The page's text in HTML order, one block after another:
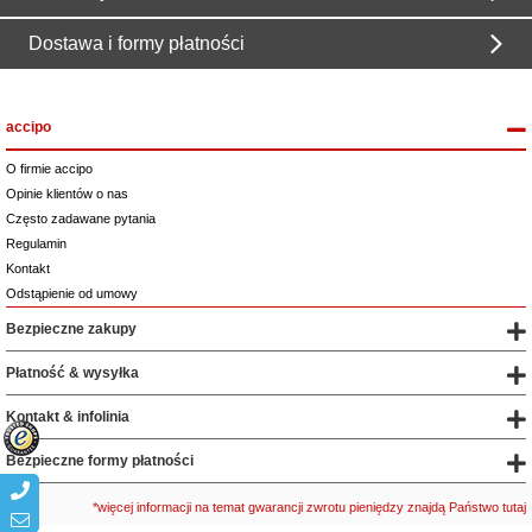
Dostawa i formy płatności
accipo
O firmie accipo
Opinie klientów o nas
Często zadawane pytania
Regulamin
Kontakt
Odstąpienie od umowy
Bezpieczne zakupy
Płatność & wysyłka
Kontakt & infolinia
Bezpieczne formy płatności
*więcej informacji na temat gwarancji zwrotu pieniędzy znajdą Państwo tutaj